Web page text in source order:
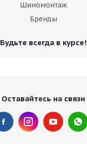
Шиномонтаж
Бренды
Будьте всегда в курсе!
Оставайтесь на связи